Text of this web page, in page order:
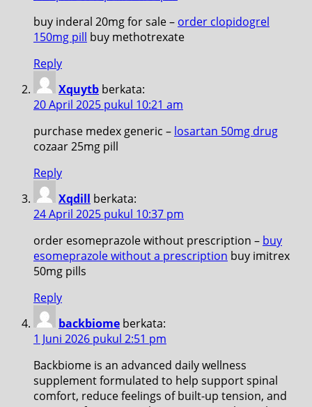
buy inderal 20mg for sale – order clopidogrel
150mg pill buy methotrexate
Reply
Xquytb berkata:
20 April 2025 pukul 10:21 am
purchase medex generic – losartan 50mg drug
cozaar 25mg pill
Reply
Xqdill berkata:
24 April 2025 pukul 10:37 pm
order esomeprazole without prescription – buy
esomeprazole without a prescription buy imitrex
50mg pills
Reply
backbiome berkata:
1 Juni 2026 pukul 2:51 pm
Backbiome is an advanced daily wellness
supplement formulated to help support spinal
comfort, reduce feelings of built-up tension, and